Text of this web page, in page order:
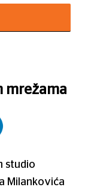
mrežama
studio
Milankovića